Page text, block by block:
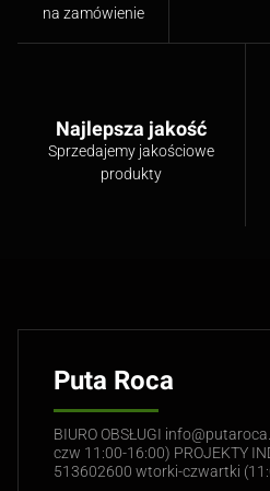
na zamówienie
Najlepsza jakość
Sprzedajemy jakościowe
produkty
Puta Roca
BIURO OBSŁUGI
czw 11:00-16:00) PROJEKTY
513602600 wtorki-czwartki